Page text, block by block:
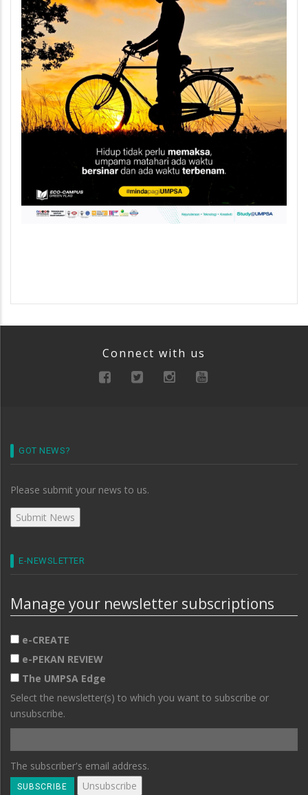
Connect with us
GOT NEWS?
Please submit your news to us.
E-NEWSLETTER
Manage your newsletter subscriptions
e-CREATE
e-PEKAN REVIEW
The UMPSA Edge
Select the newsletter(s) to which you want to subscribe or
unsubscribe.
The subscriber's email address.